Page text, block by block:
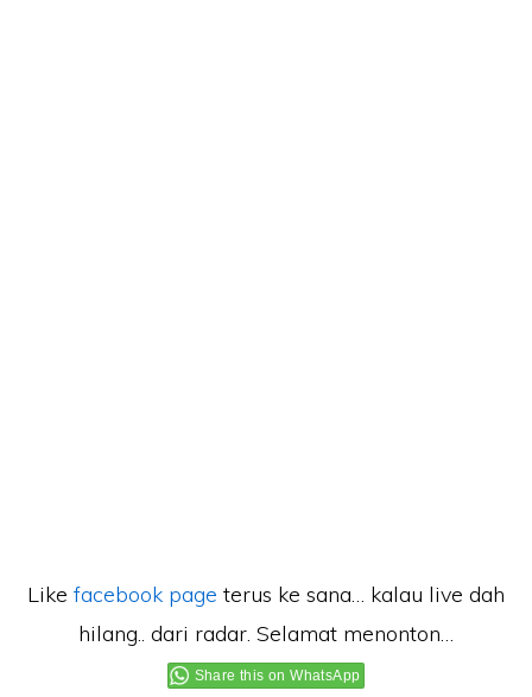
Like facebook page terus ke sana… kalau live dah
hilang.. dari radar. Selamat menonton…
Share this on WhatsApp